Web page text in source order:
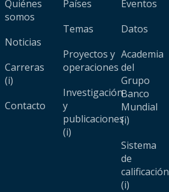
Quiénes
somos
Noticias
Carreras
(i)
Contacto
Países
Temas
Proyectos y
operaciones
Investigación
y
publicaciones
(i)
Eventos
Datos
Academia
del
Grupo
Banco
Mundial
(i)
Sistema
de
calificación
(i)